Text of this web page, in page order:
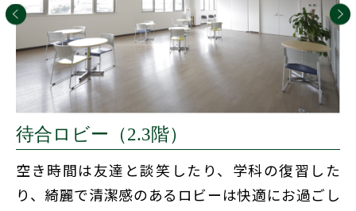
待合ロビー（2.3階）
空き時間は友達と談笑したり、学科の復習した
り、綺麗で清潔感のあるロビーは快適にお過ごし